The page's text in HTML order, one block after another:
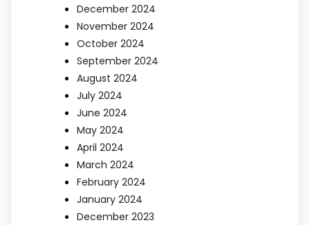
December 2024
November 2024
October 2024
September 2024
August 2024
July 2024
June 2024
May 2024
April 2024
March 2024
February 2024
January 2024
December 2023